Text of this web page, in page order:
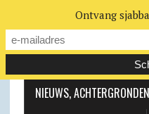
NIEUWS,
Ontvang